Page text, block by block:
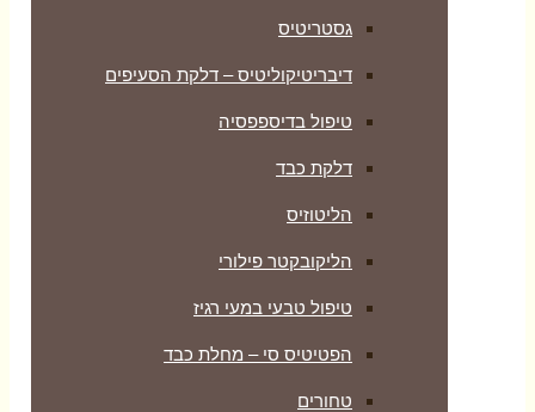
גסטריטיס
דיבריטיקוליטיס – דלקת הסעיפים
טיפול בדיספפסיה
דלקת כבד
הליטוזיס
הליקובקטר פילורי
טיפול טבעי במעי רגיז
הפטיטיס סי – מחלת כבד
טחורים